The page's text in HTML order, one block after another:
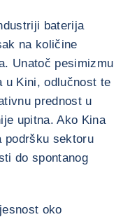
baterija
na količine
Unatoč pesimizmu
u Kini, odlučnost te
prednost u
upitna. Ako Kina
podršku sektoru
do spontanog
oko